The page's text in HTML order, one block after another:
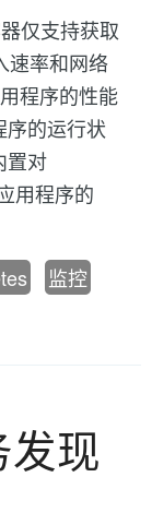
仅支持获取
速率和网络
程序的性能
的运行状
置对
用程序的
监控
现